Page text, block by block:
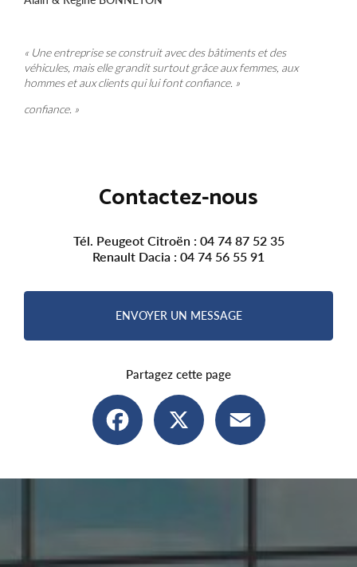
« Une entreprise se construit avec des bâtiments et des
véhicules, mais elle grandit surtout grâce aux femmes, aux
hommes et aux clients qui lui font confiance. »
confiance. »
Contactez-nous
Tél. Peugeot Citroën : 04 74 87 52 35
Renault Dacia : 04 74 56 55 91
ENVOYER UN MESSAGE
Partagez cette page
Facebook